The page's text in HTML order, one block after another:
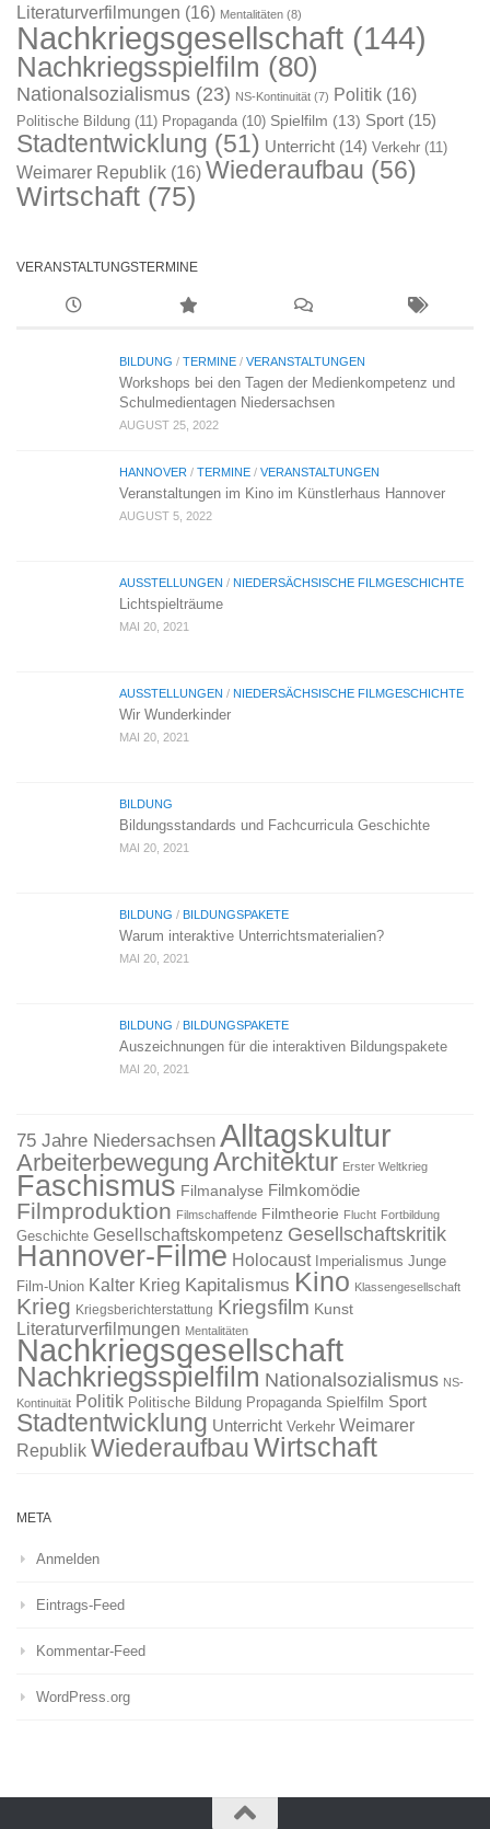
Literaturverfilmungen (16) Mentalitäten (8)
Nachkriegsgesellschaft (144)
Nachkriegsspielfilm (80)
Nationalsozialismus (23) NS-Kontinuität (7) Politik (16)
Politische Bildung (11) Propaganda (10) Spielfilm (13) Sport (15)
Stadtentwicklung (51) Unterricht (14) Verkehr (11)
Weimarer Republik (16) Wiederaufbau (56)
Wirtschaft (75)
VERANSTALTUNGSTERMINE
BILDUNG / TERMINE / VERANSTALTUNGEN
Workshops bei den Tagen der Medienkompetenz und
Schulmedientagen Niedersachsen
AUGUST 25, 2022
HANNOVER / TERMINE / VERANSTALTUNGEN
Veranstaltungen im Kino im Künstlerhaus Hannover
AUGUST 5, 2022
AUSSTELLUNGEN / NIEDERSÄCHSISCHE FILMGESCHICHTE
Lichtspielträume
MAI 20, 2021
AUSSTELLUNGEN / NIEDERSÄCHSISCHE FILMGESCHICHTE
Wir Wunderkinder
MAI 20, 2021
BILDUNG
Bildungsstandards und Fachcurricula Geschichte
MAI 20, 2021
BILDUNG / BILDUNGSPAKETE
Warum interaktive Unterrichtsmaterialien?
MAI 20, 2021
BILDUNG / BILDUNGSPAKETE
Auszeichnungen für die interaktiven Bildungspakete
MAI 20, 2021
75 Jahre Niedersachsen Alltagskultur
Arbeiterbewegung Architektur Erster Weltkrieg
Faschismus Filmanalyse Filmkomödie
Filmproduktion Filmschaffende Filmtheorie Flucht Fortbildung
Geschichte Gesellschaftskompetenz Gesellschaftskritik
Hannover-Filme Holocaust Imperialismus Junge
Film-Union Kalter Krieg Kapitalismus Kino Klassengesellschaft
Krieg Kriegsberichterstattung Kriegsfilm Kunst
Literaturverfilmungen Mentalitäten
Nachkriegsgesellschaft
Nachkriegsspielfilm Nationalsozialismus NS-
Kontinuität Politik Politische Bildung Propaganda Spielfilm Sport
Stadtentwicklung Unterricht Verkehr Weimarer
Republik WiederaufbauWirtschaft
META
Anmelden
Eintrags-Feed
Kommentar-Feed
WordPress.org